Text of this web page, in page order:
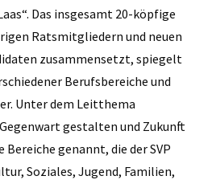
Das insgesamt 20-köpfige
Ratsmitgliedern und neuen
zusammensetzt, spiegelt
Berufsbereiche und
Unter dem Leitthema
gestalten und Zukunft
genannt, die der SVP
Soziales, Jugend, Familien,